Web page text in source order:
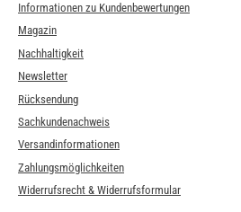
Informationen zu Kundenbewertungen
Magazin
Nachhaltigkeit
Newsletter
Rücksendung
Sachkundenachweis
Versandinformationen
Zahlungsmöglichkeiten
Widerrufsrecht & Widerrufsformular